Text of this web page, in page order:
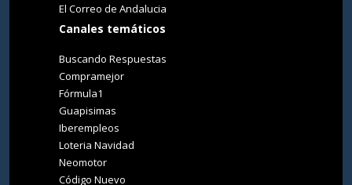
El Correo de Andalucia
Canales temáticos
Buscando Respuestas
Compramejor
Fórmula1
Guapisimas
Iberempleos
Loteria Navidad
Neomotor
Código Nuevo